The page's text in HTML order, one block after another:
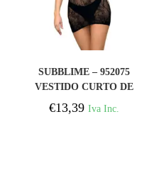
SUBBLIME – 952075
VESTIDO CURTO DE
REDE COM DETALHE
NAS COSTAS E CORAO
€13,39 Iva Inc.